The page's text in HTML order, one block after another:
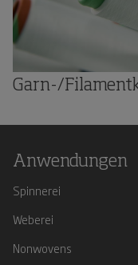
Garn-/
Anwendungen
Spinnerei
Weberei
Nonwovens